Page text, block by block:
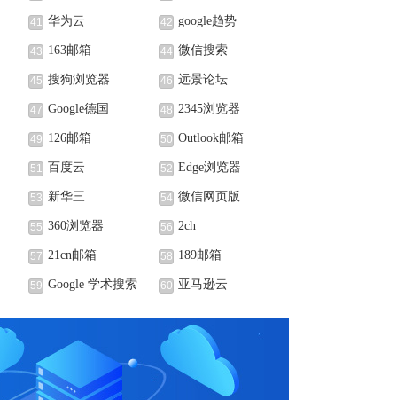
41 华为云 42 google趋势
43 163邮箱 44 微信搜索
45 搜狗浏览器 46 远景论坛
47 Google德国 48 2345浏览器
49 126邮箱 50 Outlook邮箱
51 百度云 52 Edge浏览器
53 新华三 54 微信网页版
55 360浏览器 56 2ch
57 21cn邮箱 58 189邮箱
59 Google 学术搜索 60 亚马逊云